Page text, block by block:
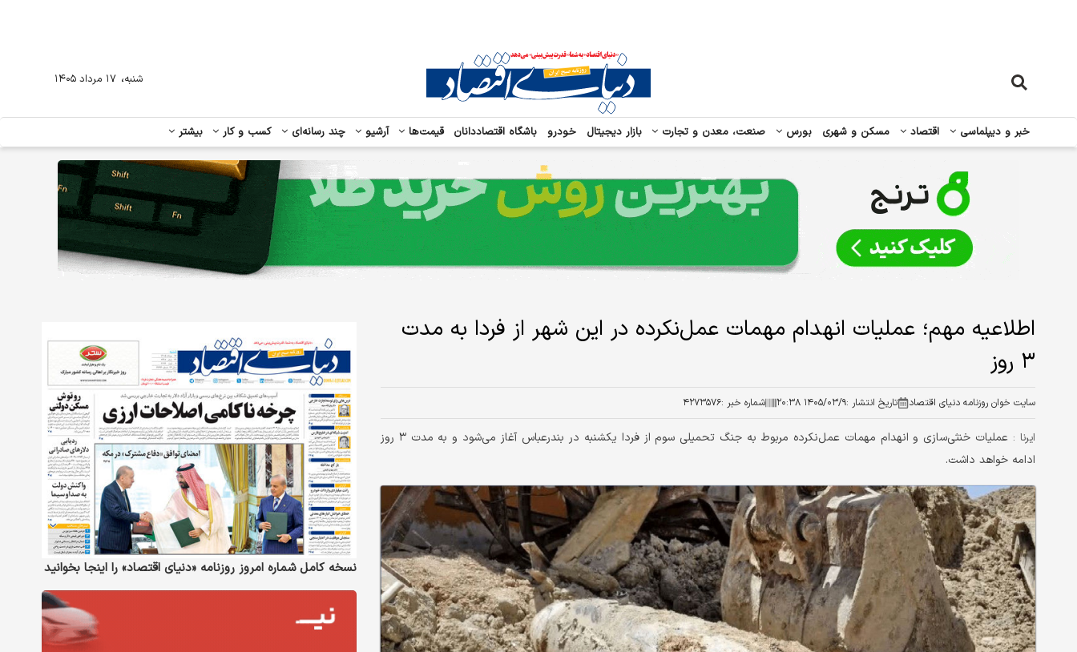
خبر و دیپلماسی اقتصاد مسکن و شهری بورس صنعت، معدن و تجارت بازار دیجیتال خودرو باشگاه اقتصاددانان قیمت‌ها آرشیو چند رسانه‌ای کسب و کار بیشتر
شنبه، ۱۷ مرداد ۱۴۰۵
اطلاعیه مهم؛ عملیات انهدام مهمات عمل‌نکرده در این شهر از فردا به مدت
۳ روز
سایت خوان روزنامه دنیای اقتصاد تاریخ انتشار :۱۴۰۵/۰۳/۹ ۲۰:۳۸ شماره خبر :۴۲۷۳۵۷۶
ایرنا :
عملیات خنثی‌سازی و انهدام مهمات عمل‌نکرده مربوط به جنگ تحمیلی سوم از فردا یکشنبه در بندرعباس آغاز می‌شود و به مدت ۳ روز
ادامه خواهد داشت.
نسخه کامل شماره امروز روزنامه «دنیای‌ اقتصاد» را اینجا بخوانید